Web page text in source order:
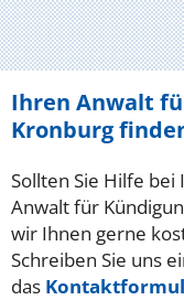
Ihren Anwalt
Kronburg
Sollten Sie Hilfe
Anwalt für
wir Ihnen gerne
Schreiben Sie uns
das